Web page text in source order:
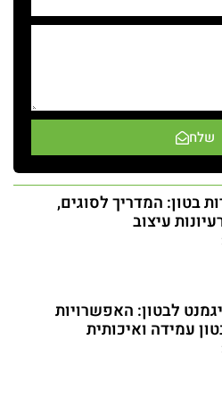
שלח
בטון: המדריך לסוגים,
עיצוב
לבטון: האפשרויות
עמידה ואיכותית